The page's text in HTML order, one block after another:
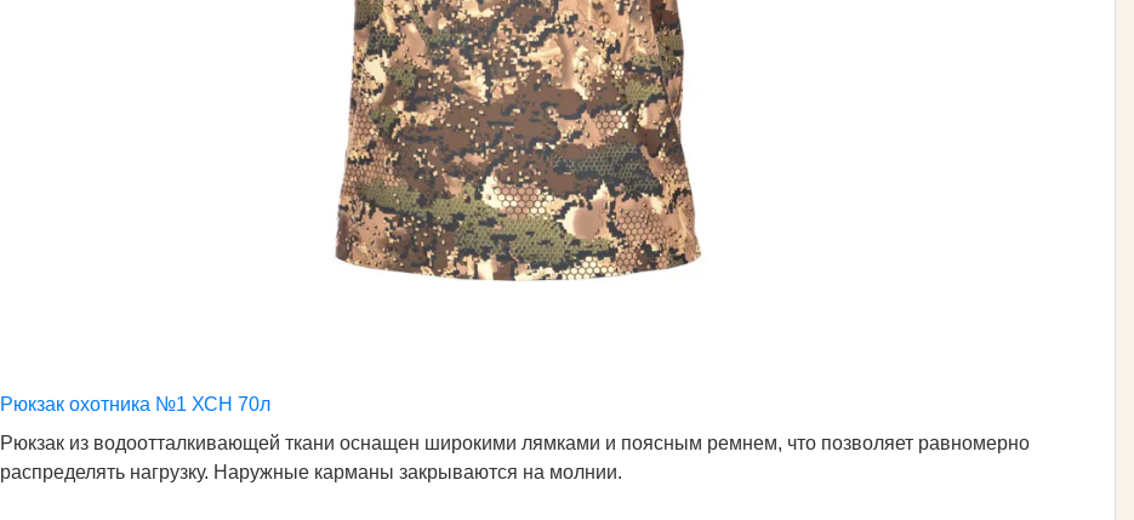
Рюкзак охотника №1 ХСН 70л
Рюкзак из водоотталкивающей ткани оснащен широкими лямками и поясным ремнем, что позволяет равномерно
распределять нагрузку. Наружные карманы закрываются на молнии.